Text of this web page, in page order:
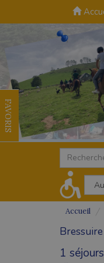
FAVORIS
Accueil
Bressuire
1